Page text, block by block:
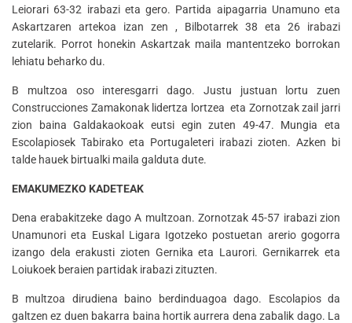
Leiorari 63-32 irabazi eta gero. Partida aipagarria Unamuno eta
Askartzaren artekoa izan zen , Bilbotarrek 38 eta 26 irabazi
zutelarik. Porrot honekin Askartzak maila mantentzeko borrokan
lehiatu beharko du.
B multzoa oso interesgarri dago. Justu justuan lortu zuen
Construcciones Zamakonak lidertza lortzea eta Zornotzak zail jarri
zion baina Galdakaokoak eutsi egin zuten 49-47. Mungia eta
Escolapiosek Tabirako eta Portugaleteri irabazi zioten. Azken bi
talde hauek birtualki maila galduta dute.
EMAKUMEZKO KADETEAK
Dena erabakitzeke dago A multzoan. Zornotzak 45-57 irabazi zion
Unamunori eta Euskal Ligara Igotzeko postuetan arerio gogorra
izango dela erakusti zioten Gernika eta Laurori. Gernikarrek eta
Loiukoek beraien partidak irabazi zituzten.
B multzoa dirudiena baino berdinduagoa dago. Escolapios da
galtzen ez duen bakarra baina hortik aurrera dena zabalik dago. La